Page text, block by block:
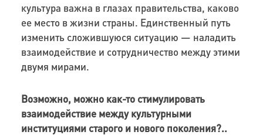
культура важна в глазах правительства, каково
ее место в жизни страны. Единственный путь
изменить сложившуюся ситуацию — наладить
взаимодействие и сотрудничество между этими
двумя мирами.
Возможно, можно как-то стимулировать
взаимодействие между культурными
институциями старого и нового поколения?..